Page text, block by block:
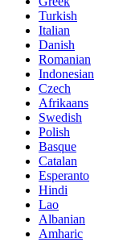
Turkish
Italian
Danish
Romanian
Indonesian
Czech
Afrikaans
Swedish
Polish
Basque
Catalan
Esperanto
Hindi
Lao
Albanian
Amharic